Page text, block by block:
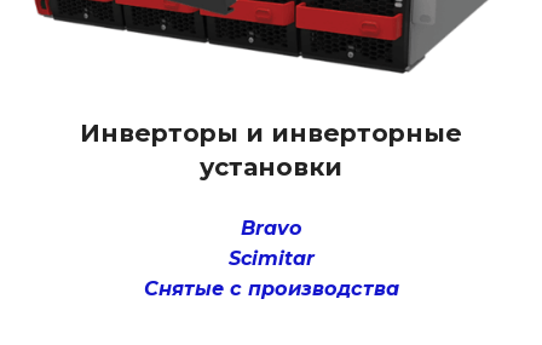
Инверторы и инверторные
установки
Bravo
Scimitar
Снятые с производства